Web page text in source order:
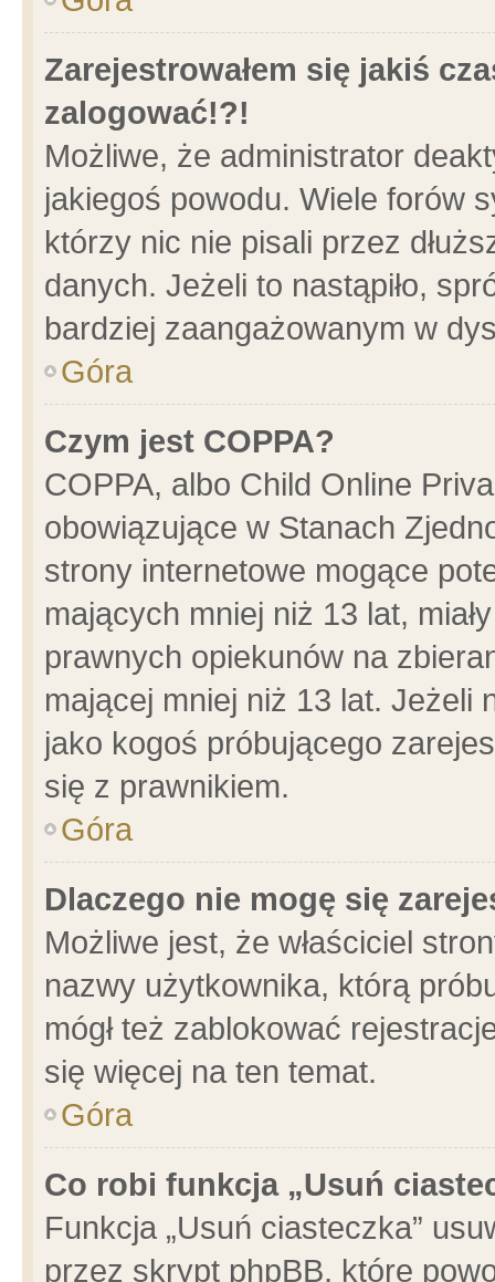
Zarejestrowałem się jakiś
zalogować!?!
Możliwe, że administrator
jakiegoś powodu. Wiele forów
którzy nic nie pisali przez
danych. Jeżeli to nastąpiło,
bardziej zaangażowanym w
Góra
Czym jest COPPA?
COPPA, albo Child Online
obowiązujące w Stanach
strony internetowe mogące
mających mniej niż 13 lat,
prawnych opiekunów na
mającej mniej niż 13 lat. Jeżeli
jako kogoś próbującego
się z prawnikiem.
Góra
Dlaczego nie mogę się
Możliwe jest, że właściciel
nazwy użytkownika, którą
mógł też zablokować
się więcej na ten temat.
Góra
Co robi funkcja „Usuń
Funkcja „Usuń ciasteczka”
przez skrypt phpBB, które